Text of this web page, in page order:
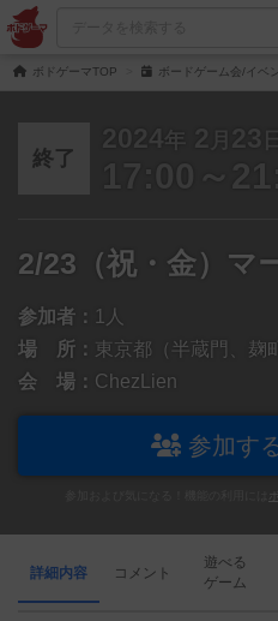
ボドゲーマTOP ボードゲーム会/イベ
終了
2024年 2 月 23 日
17:00～
2/23（祝・金）マ
参加者： 1人
場 所： 東京都（半蔵門、麹
会 場： ChezLien
参加す
詳細内容 コメント
遊べる
ゲーム